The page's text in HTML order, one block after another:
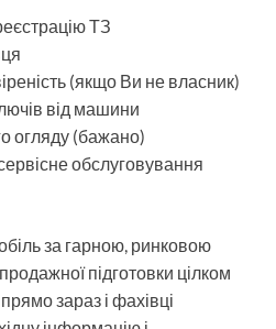
ТЗ
(якщо Ви не власник)
від машини
огляду (бажано)
обслуговування
за гарною, ринковою
підготовки цілком
зараз і фахівці